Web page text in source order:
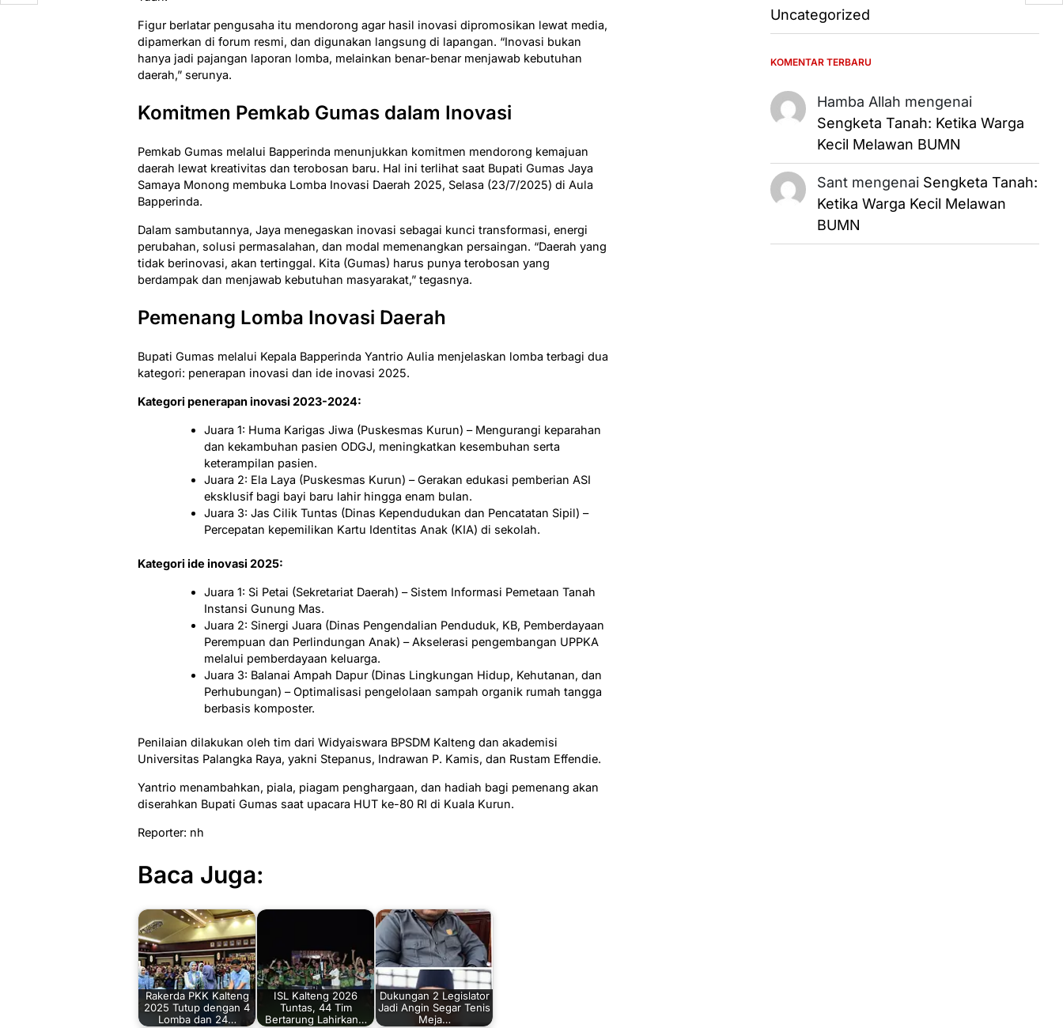
Figur berlatar pengusaha itu mendorong agar hasil inovasi dipromosikan lewat media,
dipamerkan di forum resmi, dan digunakan langsung di lapangan. “Inovasi bukan
hanya jadi pajangan laporan lomba, melainkan benar-benar menjawab kebutuhan
daerah,” serunya.
Komitmen Pemkab Gumas dalam Inovasi
Pemkab Gumas melalui Bapperinda menunjukkan komitmen mendorong kemajuan
daerah lewat kreativitas dan terobosan baru. Hal ini terlihat saat Bupati Gumas Jaya
Samaya Monong membuka Lomba Inovasi Daerah 2025, Selasa (23/7/2025) di Aula
Bapperinda.
Dalam sambutannya, Jaya menegaskan inovasi sebagai kunci transformasi, energi
perubahan, solusi permasalahan, dan modal memenangkan persaingan. “Daerah yang
tidak berinovasi, akan tertinggal. Kita (Gumas) harus punya terobosan yang
berdampak dan menjawab kebutuhan masyarakat,” tegasnya.
Pemenang Lomba Inovasi Daerah
Bupati Gumas melalui Kepala Bapperinda Yantrio Aulia menjelaskan lomba terbagi dua
kategori: penerapan inovasi dan ide inovasi 2025.
Kategori penerapan inovasi 2023-2024:
Juara 1: Huma Karigas Jiwa (Puskesmas Kurun) – Mengurangi keparahan
dan kekambuhan pasien ODGJ, meningkatkan kesembuhan serta
keterampilan pasien.
Juara 2: Ela Laya (Puskesmas Kurun) – Gerakan edukasi pemberian ASI
eksklusif bagi bayi baru lahir hingga enam bulan.
Juara 3: Jas Cilik Tuntas (Dinas Kependudukan dan Pencatatan Sipil) –
Percepatan kepemilikan Kartu Identitas Anak (KIA) di sekolah.
Kategori ide inovasi 2025:
Juara 1: Si Petai (Sekretariat Daerah) – Sistem Informasi Pemetaan Tanah
Instansi Gunung Mas.
Juara 2: Sinergi Juara (Dinas Pengendalian Penduduk, KB, Pemberdayaan
Perempuan dan Perlindungan Anak) – Akselerasi pengembangan UPPKA
melalui pemberdayaan keluarga.
Juara 3: Balanai Ampah Dapur (Dinas Lingkungan Hidup, Kehutanan, dan
Perhubungan) – Optimalisasi pengelolaan sampah organik rumah tangga
berbasis komposter.
Penilaian dilakukan oleh tim dari Widyaiswara BPSDM Kalteng dan akademisi
Universitas Palangka Raya, yakni Stepanus, Indrawan P. Kamis, dan Rustam Effendie.
Yantrio menambahkan, piala, piagam penghargaan, dan hadiah bagi pemenang akan
diserahkan Bupati Gumas saat upacara HUT ke-80 RI di Kuala Kurun.
Reporter: nh
Baca Juga:
Rakerda PKK Kalteng
2025 Tutup dengan 4
Lomba dan 24…
ISL Kalteng 2026
Tuntas, 44 Tim
Bertarung Lahirkan…
Dukungan 2 Legislator
Jadi Angin Segar Tenis
Meja…
Uncategorized
KOMENTAR TERBARU
Hamba Allah mengenai
Sengketa Tanah: Ketika Warga
Kecil Melawan BUMN
Santmengenai Sengketa Tanah:
Ketika Warga Kecil Melawan
BUMN